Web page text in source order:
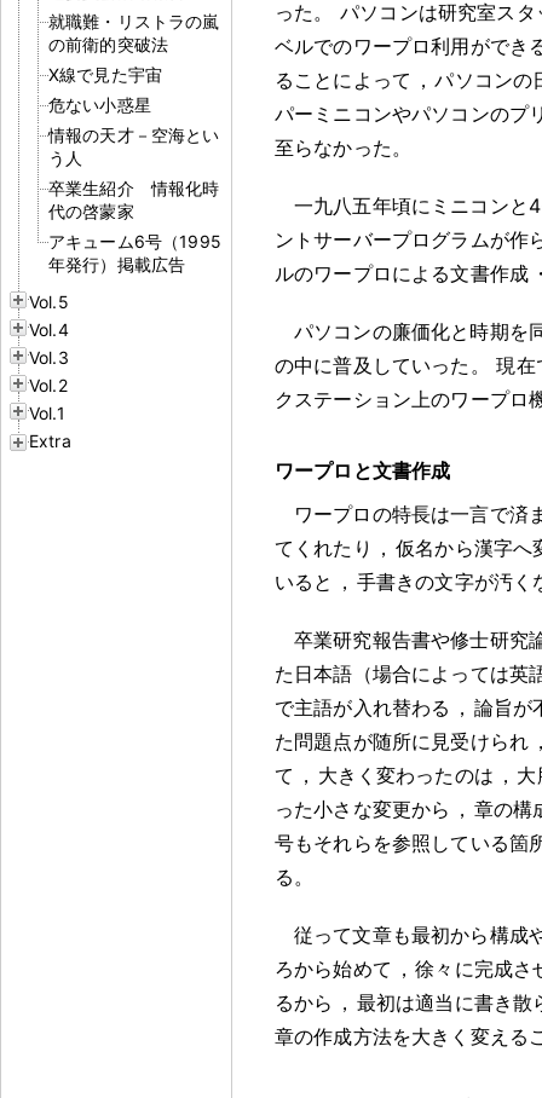
就職難・リストラの嵐
の前衛的突破法
X線で見た宇宙
危ない小惑星
情報の天才－空海とい
う人
卒業生紹介 情報化時
代の啓蒙家
アキューム6号（1995
年発行）掲載広告
Vol.5
Vol.4
Vol.3
Vol.2
Vol.1
Extra
った 。
パソコンは研究室ス
ベルでのワープロ利用ができ
ることによって ， パソコンの
パーミニコンやパソコンのプ
至らなかった 。
一九八五年頃にミニコンと
ントサーバープログラムが作
ルのワープロによる文書作成
パソコンの廉価化と時期を
の中に普及していった 。
現在
クステーション上のワープロ
ワープロと文書作成
ワープロの特長は一言で済
てくれたり ， 仮名から漢字へ
いると ， 手書きの文字が汚く
卒業研究報告書や修士研究
た日本語（場合によっては英
で主語が入れ替わる ， 論旨が
た問題点が随所に見受けられ
て ， 大きく変わったのは ， 大
った小さな変更から ， 章の構
号もそれらを参照している箇
る 。
従って文章も最初から構成
ろから始めて ， 徐々に完成さ
るから ， 最初は適当に書き散
章の作成方法を大きく変える